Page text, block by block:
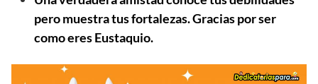
pero muestra tus fortalezas. Gracias por ser
como eres Eustaquio.